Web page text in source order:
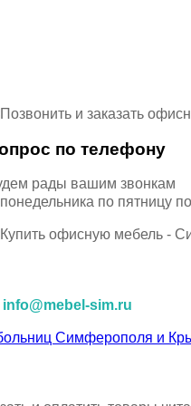
по телефону
рады вашим звонкам
по пятницу
info@mebel-sim.ru